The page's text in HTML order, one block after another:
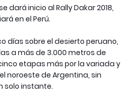
dará inicio al Rally Dakar 2018,
en el Perú.
días sobre el desierto peruano,
a más de 3.000 metros de
etapas más por la variada y
noroeste de Argentina, sin
solo instante.